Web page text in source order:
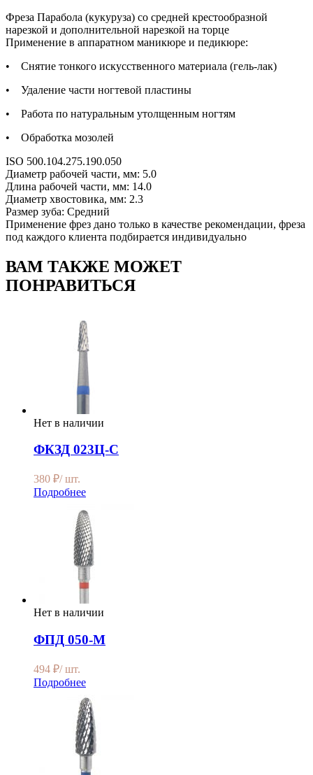
Фреза Парабола (кукуруза) со средней крестообразной
нарезкой и дополнительной нарезкой на торце
Применение в аппаратном маникюре и педикюре:
• Снятие тонкого искусственного материала (гель-лак)
• Удаление части ногтевой пластины
• Работа по натуральным утолщенным ногтям
• Обработка мозолей
ISO 500.104.275.190.050
Диаметр рабочей части, мм: 5.0
Длина рабочей части, мм: 14.0
Диаметр хвостовика, мм: 2.3
Размер зуба: Средний
Применение фрез дано только в качестве рекомендации, фреза
под каждого клиента подбирается индивидуально
ВАМ ТАКЖЕ МОЖЕТ
ПОНРАВИТЬСЯ
Нет в наличии
ФКЗД 023Ц-С
380 ₽/ шт.
Подробнее
Нет в наличии
ФПД 050-М
494 ₽/ шт.
Подробнее